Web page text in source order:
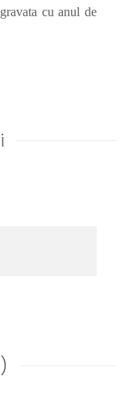
cu anul de